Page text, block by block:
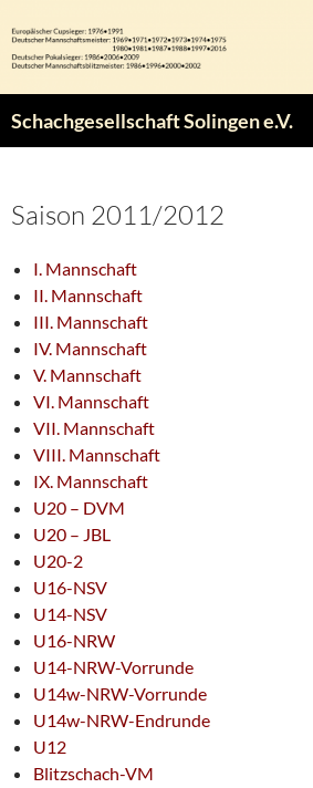
Inhalt
springen
Schachgesellschaft Solingen e.V.
Saison 2011/2012
I. Mannschaft
II. Mannschaft
III. Mannschaft
IV. Mannschaft
V. Mannschaft
VI. Mannschaft
VII. Mannschaft
VIII. Mannschaft
IX. Mannschaft
U20 – DVM
U20 – JBL
U20-2
U16-NSV
U14-NSV
U16-NRW
U14-NRW-Vorrunde
U14w-NRW-Vorrunde
U14w-NRW-Endrunde
U12
Blitzschach-VM